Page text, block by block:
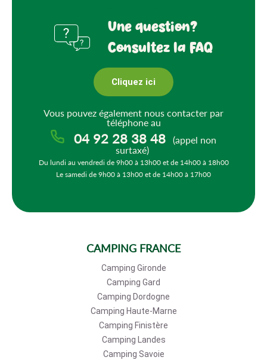
Une question?
Consultez la FAQ
Cliquez ici
Vous pouvez également nous contacter par
téléphone au
04 92 28 38 48
(appel non
surtaxé)
Du lundi au vendredi de 9h00 à 13h00 et de 14h00 à 18h00
Le samedi de 9h00 à 13h00 et de 14h00 à 17h00
CAMPING FRANCE
Camping Gironde
Camping Gard
Camping Dordogne
Camping Haute-Marne
Camping Finistère
Camping Landes
Camping Savoie